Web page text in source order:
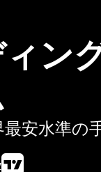
ィン
安水準の